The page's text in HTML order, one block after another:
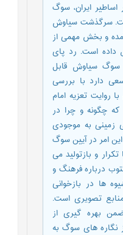
ایران، سوگ
سرگذشت سیاوش
و بخش مهمی از
داده است. رد پای
سوگ سیاوش قابل
دارد با بررسی
تعزیه امام
چگونه و چرا در
زمینی به موجودی
امر در آیین سوگ
و بازتولید می
درباره فرهنگ و
ها در بازخوانی
تصویری است.
بهره گیری از
نگاره های سوگ به